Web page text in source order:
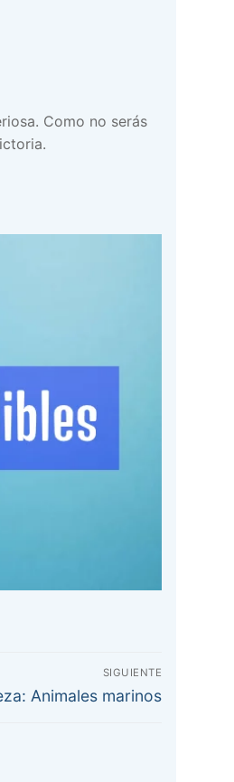
Como no serás
SIGUIENTE
Animales marinos